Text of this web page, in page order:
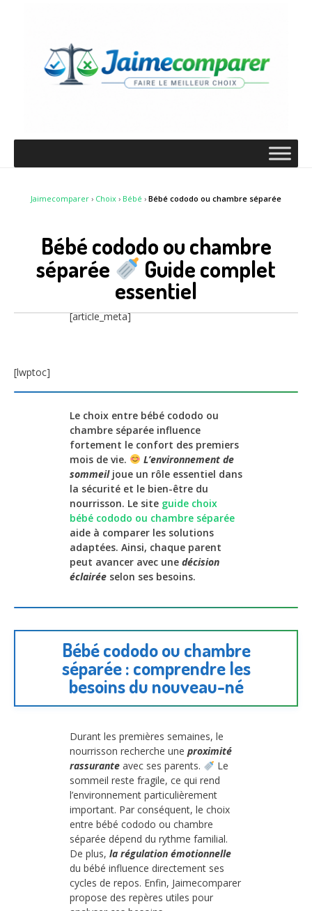
Jaimecomparer › Choix › Bébé › Bébé cododo ou chambre séparée
Bébé cododo ou chambre
séparée
Guide complet
essentiel
[article_meta]
[lwptoc]
Le choix entre bébé cododo ou
chambre séparée influence
fortement le confort des premiers
mois de vie.
L’environnement de
sommeiljoue un rôle essentiel dans
la sécurité et le bien-être du
nourrisson. Le site guide choix
bébé cododo ou chambre séparée
aide à comparer les solutions
adaptées. Ainsi, chaque parent
peut avancer avec une décision
éclairée selon ses besoins.
Bébé cododo ou chambre
séparée : comprendre les
besoins du nouveau-né
Durant les premières semaines, le
nourrisson recherche une proximité
rassurante avec ses parents.
Le
sommeil reste fragile, ce qui rend
l’environnement particulièrement
important. Par conséquent, le choix
entre bébé cododo ou chambre
séparée dépend du rythme familial.
De plus, la régulation émotionnelle
du bébé influence directement ses
cycles de repos. Enfin, Jaimecomparer
propose des repères utiles pour